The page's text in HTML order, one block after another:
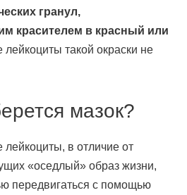
гранул,
красителем в красный или
лейкоциты такой окраски не
мазок?
в отличие от
«оседлый» образ жизни,
передвигаться с помощью